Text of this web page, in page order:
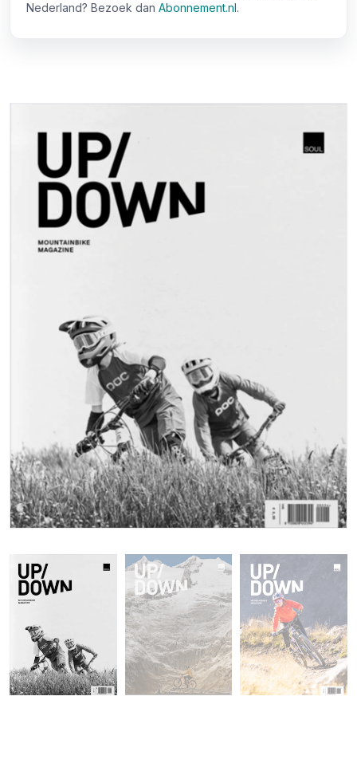
Nederland? Bezoek dan Abonnement.nl.